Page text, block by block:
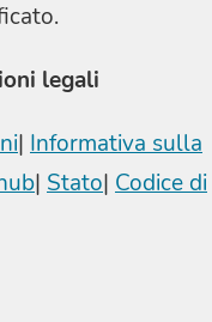
legali
| Informativa sulla
| Stato| Codice di